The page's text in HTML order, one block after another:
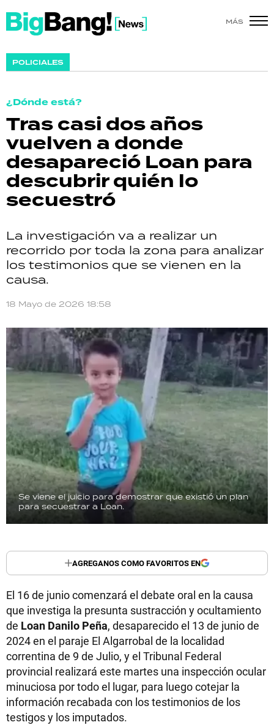
MÁS
POLICIALES
¿Dónde está?
Tras casi dos años
vuelven a donde
desapareció Loan para
descubrir quién lo
secuestró
La investigación va a realizar un
recorrido por toda la zona para analizar
los testimonios que se vienen en la
causa.
18 Mayo de 2026 18:58
Se viene el juicio para demostrar que existió un plan
para secuestrar a Loan.
AGREGANOS COMO FAVORITOS EN
El 16 de junio comenzará el debate oral en la causa
que investiga la presunta sustracción y ocultamiento
de Loan Danilo Peña, desaparecido el 13 de junio de
2024 en el paraje El Algarrobal de la localidad
correntina de 9 de Julio, y el Tribunal Federal
provincial realizará este martes una inspección ocular
minuciosa por todo el lugar, para luego cotejar la
información recabada con los testimonios de los
testigos y los imputados.
SHOW
ACTUALIDAD
POLICIALES
ECONOMÍA
GRAN HERMANO
SALUD
DEPORTES
TECNOLOGÍA
RECETAS
PALABRAS
HORÓSCOPO
Seguinos